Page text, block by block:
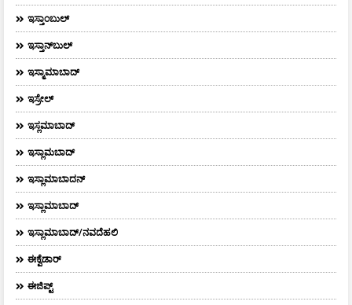
ಇಸ್ತಾಂಬುಲ್
ಇಸ್ತಾನ್‌ಬುಲ್‌
ಇಸ್ಮಾಮಾಬಾದ್
ಇಸ್ರೇಲ್
ಇಸ್ಲಮಾಬಾದ್
ಇಸ್ಲಾಮಬಾದ್
ಇಸ್ಲಾಮಾಬಾದನ್
ಇಸ್ಲಾಮಾಬಾದ್
ಇಸ್ಲಾಮಾಬಾದ್/ನವದೆಹಲಿ
ಈಕ್ವೆಡಾರ್‌
ಈಜಿಪ್ಟ್